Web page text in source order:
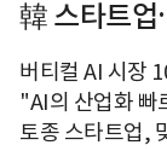
韓 스타트
버티컬 AI 시장
"AI의 산업화 빠
토종 스타트업,